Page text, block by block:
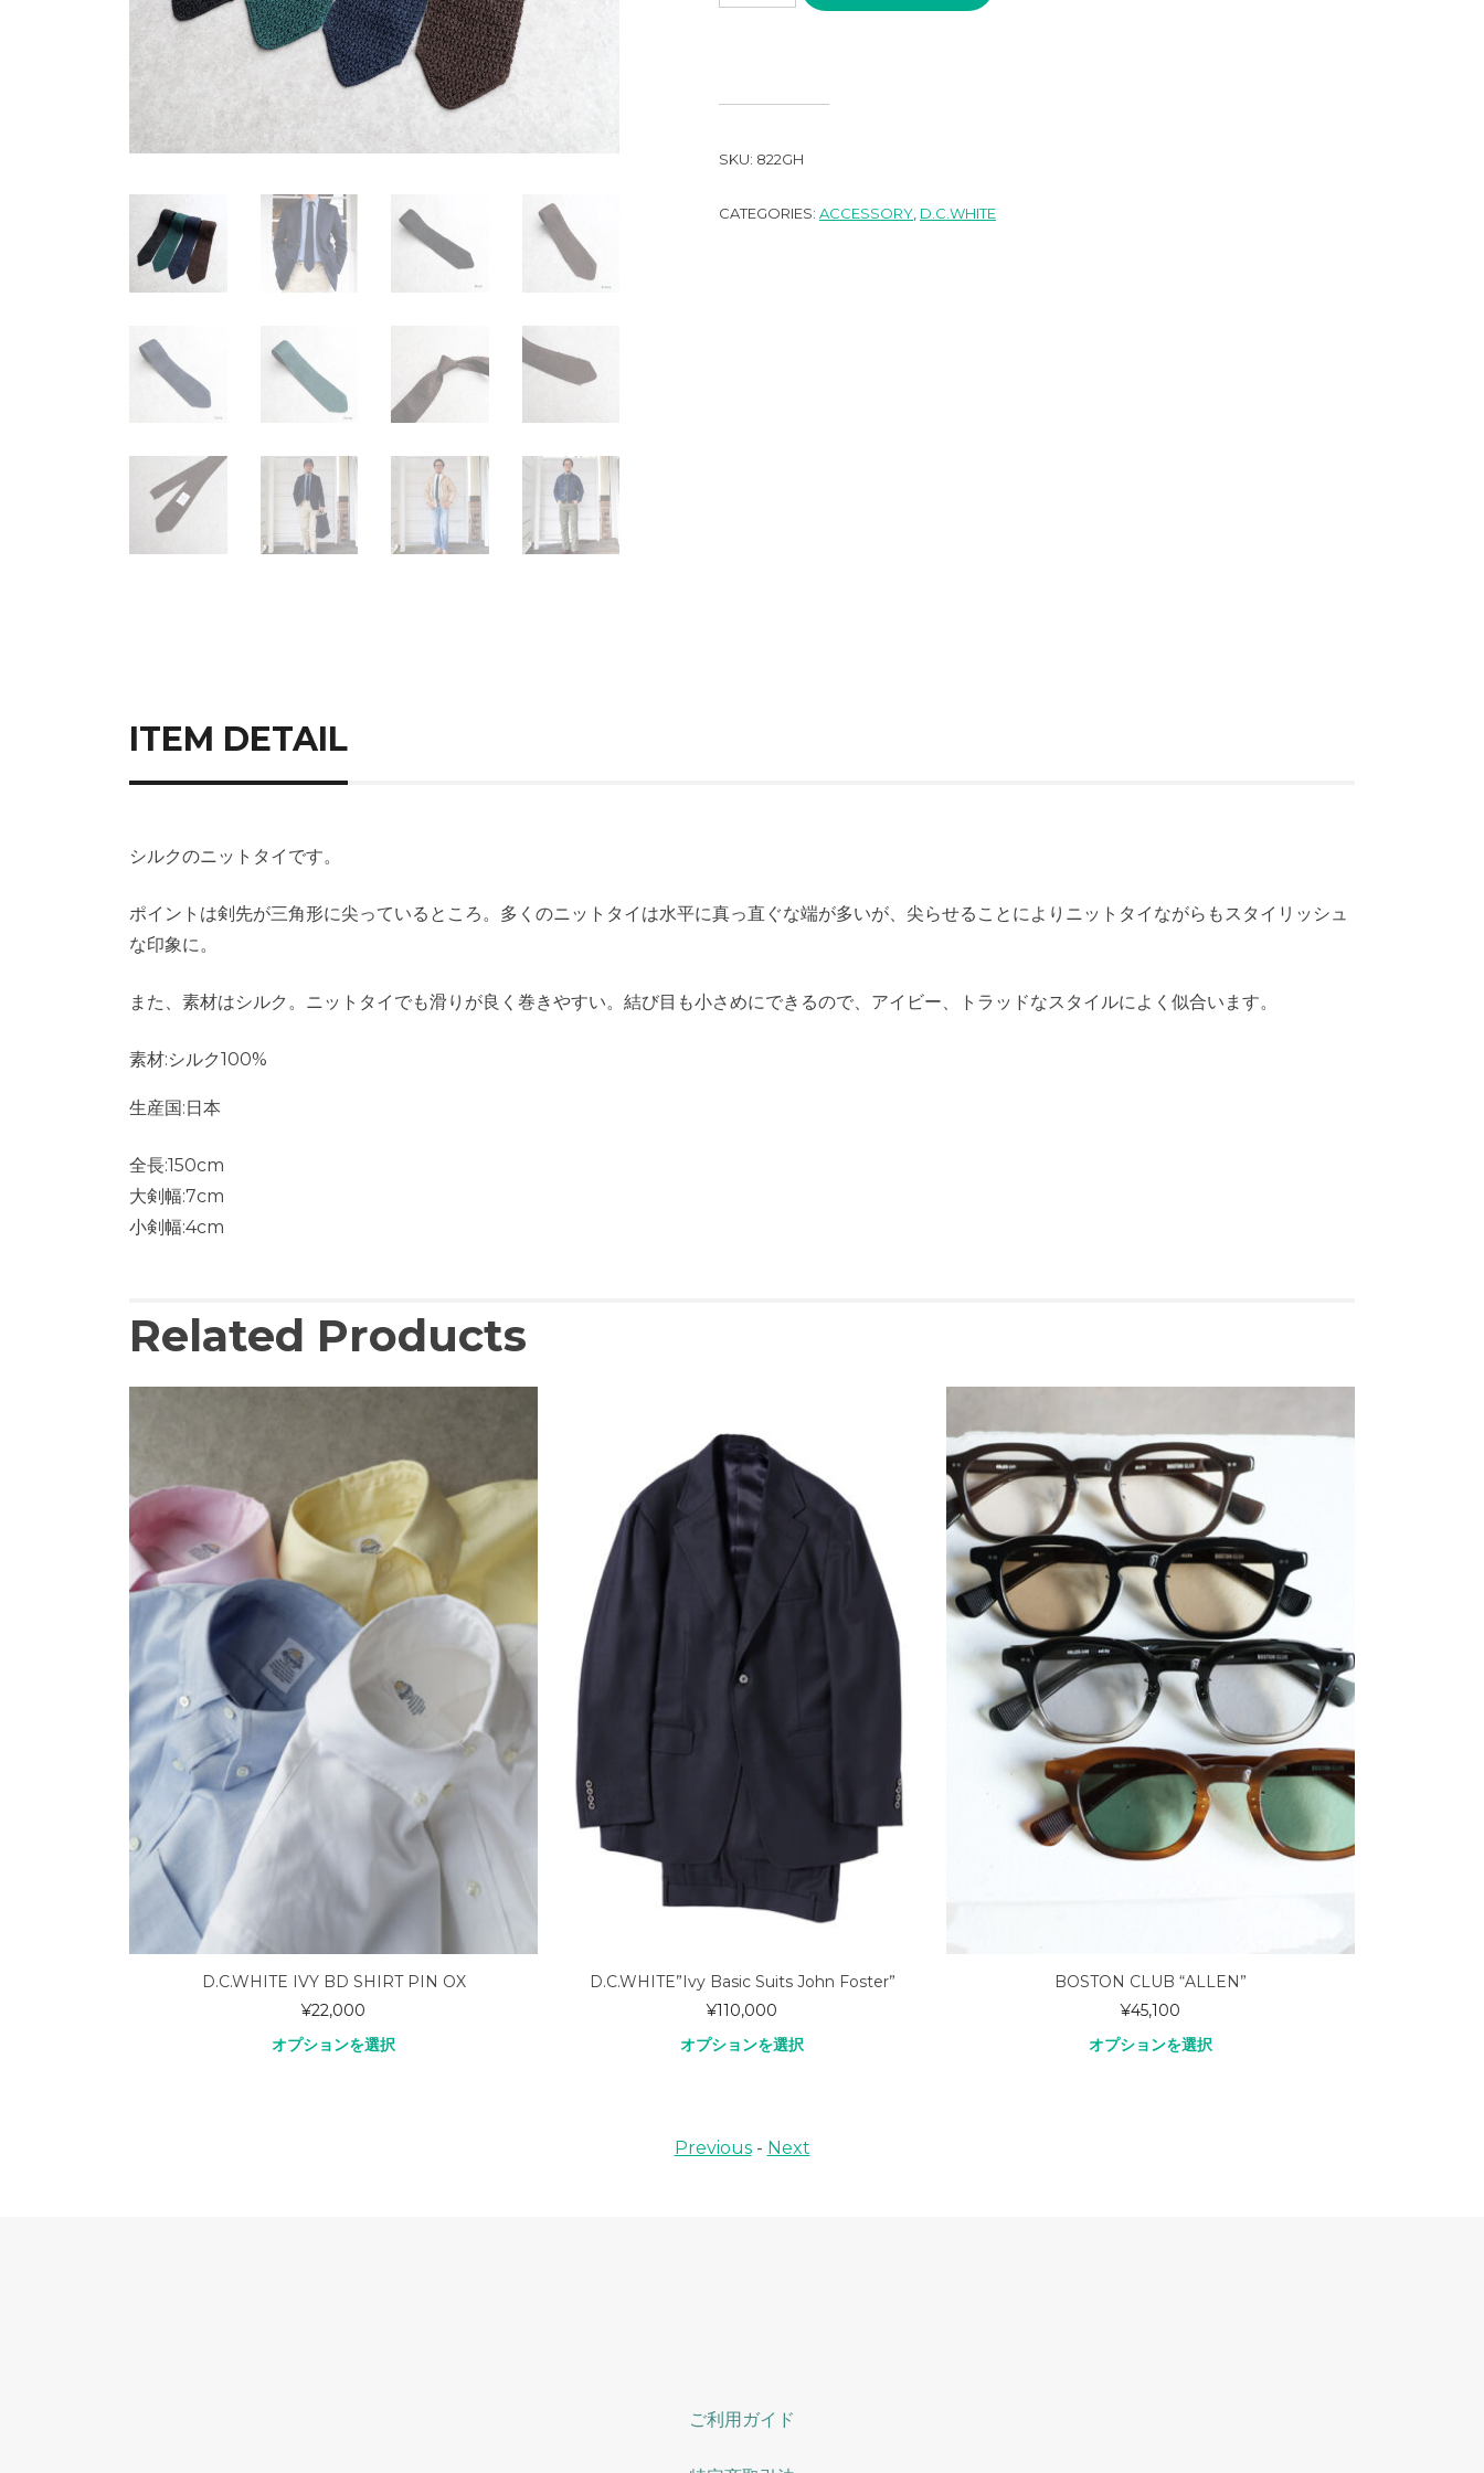
SKU: 822GH
CATEGORIES: ACCESSORY D.C.WHITE
ITEM DETAIL
シルクのニットタイです。
ポイントは剣先が三角形に尖っているところ。多くのニットタイは水平に真っ直ぐな端が多いが、尖らせることによりニットタイながらもスタイリッシュ
な印象に。
また、素材はシルク。ニットタイでも滑りが良く巻きやすい。結び目も小さめにできるので、アイビー、トラッドなスタイルによく似合います。
素材:シルク100%
生産国:日本
全長:150cm
大剣幅:7cm
小剣幅:4cm
Related Products
D.C.WHITE IVY BD SHIRT PIN OX
¥22,000
オプションを選択
D.C.WHITE”Ivy Basic Suits John Foster”
¥110,000
オプションを選択
BOSTON CLUB “ALLEN”
¥45,100
オプションを選択
Previous- Next
ご利用ガイド